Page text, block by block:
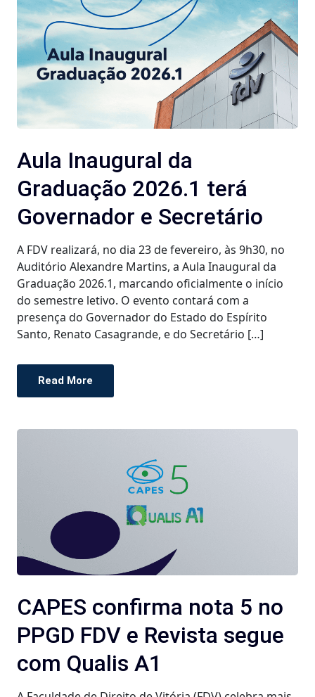
Aula Inaugural da
Graduação 2026.1 terá
Governador e Secretário
A FDV realizará, no dia 23 de fevereiro, às 9h30, no
Auditório Alexandre Martins, a Aula Inaugural da
Graduação 2026.1, marcando oficialmente o início
do semestre letivo. O evento contará com a
presença do Governador do Estado do Espírito
Santo, Renato Casagrande, e do Secretário […]
Read More
CAPES confirma nota 5 no
PPGD FDV e Revista segue
com Qualis A1